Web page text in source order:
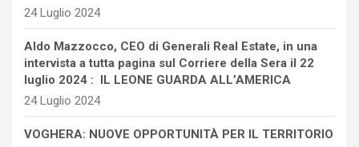
24 Luglio 2024
Aldo Mazzocco, CEO di Generali Real Estate, in una
intervista a tutta pagina sul Corriere della Sera il 22
luglio 2024 : IL LEONE GUARDA ALL’AMERICA
24 Luglio 2024
VOGHERA: NUOVE OPPORTUNITÀ PER IL TERRITORIO